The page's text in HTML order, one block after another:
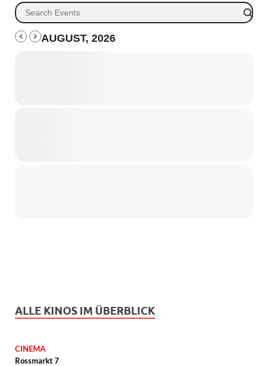
AUGUST, 2026
ALLE KINOS IM ÜBERBLICK
CINEMA
Rossmarkt 7